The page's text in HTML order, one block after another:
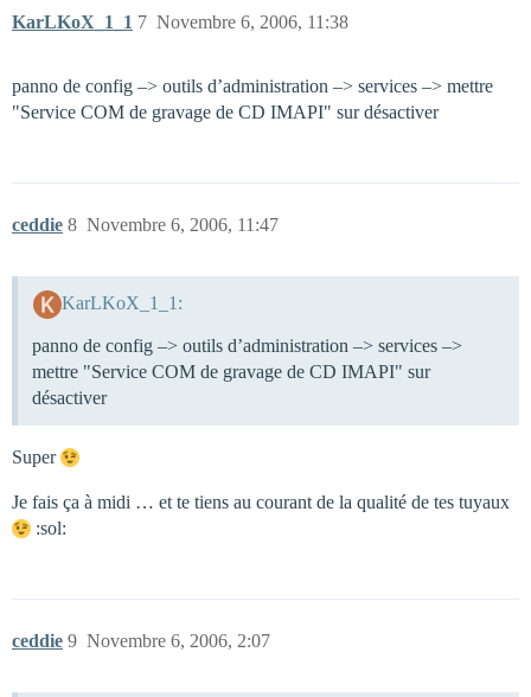
KarLKoX_1_1 Novembre 6, 2006, 11:38
7
panno de config –> outils d’administration –> services –> mettre
"Service COM de gravage de CD IMAPI" sur désactiver
ceddie Novembre 6, 2006, 11:47
8
KarLKoX_1_1:
panno de config –> outils d’administration –> services –>
mettre "Service COM de gravage de CD IMAPI" sur
désactiver
Super
Je fais ça à midi … et te tiens au courant de la qualité de tes tuyaux
:sol:
ceddie Novembre 6, 2006, 2:07
9